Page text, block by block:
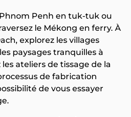
Penh en tuk-tuk ou
le Mékong en ferry. À
explorez les villages
paysages tranquilles à
ateliers de tissage de la
de fabrication
de vous essayer